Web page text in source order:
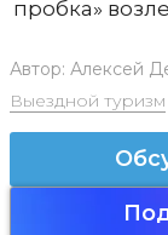
пробка»
Автор: Алексей
Выездной туризм